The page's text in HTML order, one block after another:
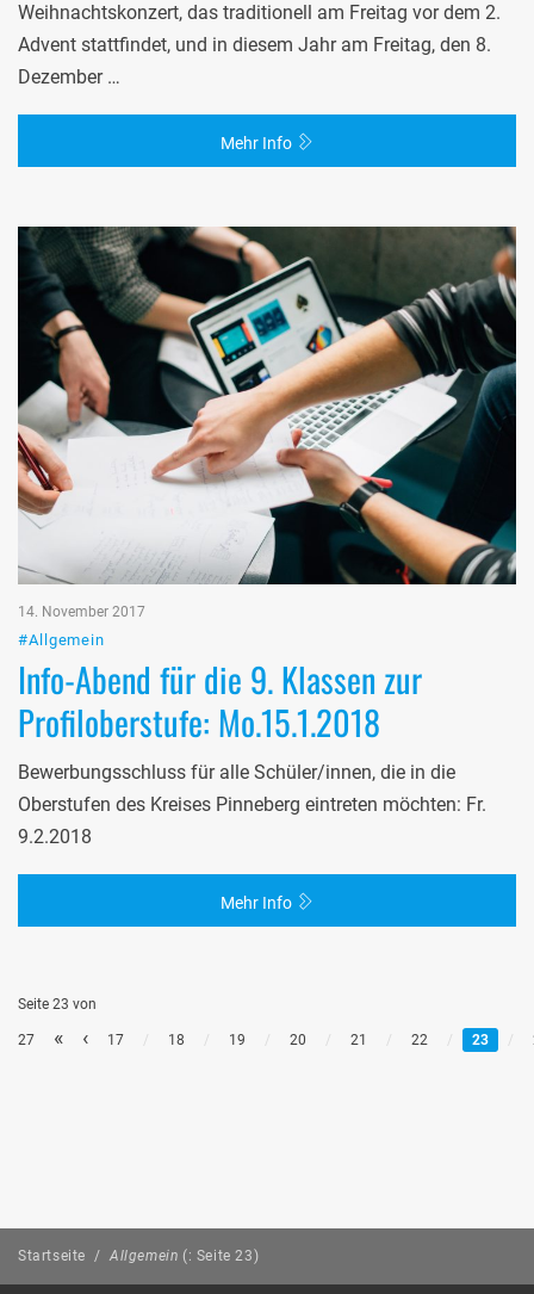
Weihnachtskonzert, das traditionell am Freitag vor dem 2.
Advent stattfindet, und in diesem Jahr am Freitag, den 8.
Dezember …
Mehr Info
14. November 2017
#Allgemein
Info-Abend für die 9. Klassen zur
Profiloberstufe: Mo.15.1.2018
Bewerbungsschluss für alle Schüler/innen, die in die
Oberstufen des Kreises Pinneberg eintreten möchten: Fr.
9.2.2018
Mehr Info
Seite 23 von
27 « ‹ 17 / 18 / 19 / 20 / 21 / 22 / 23 /
Startseite / Allgemein (: Seite 23)